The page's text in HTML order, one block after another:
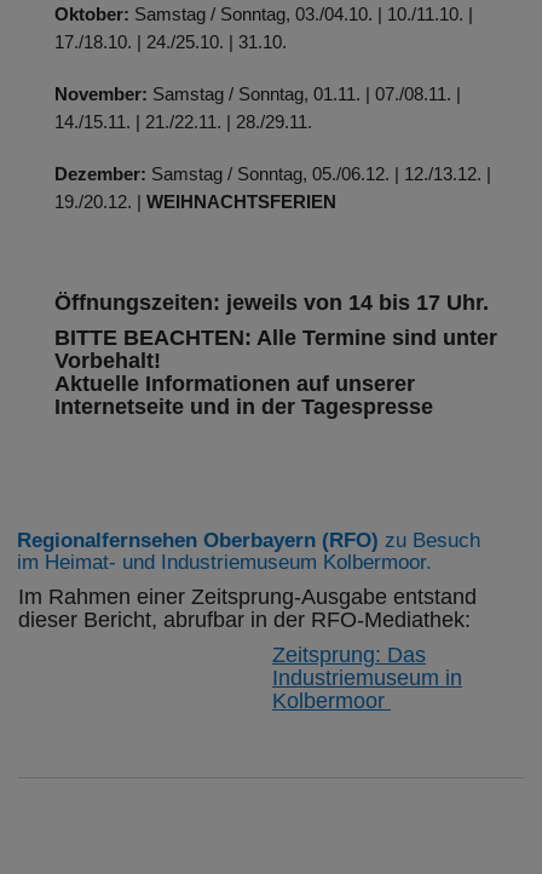
Oktober: Samstag / Sonntag, 03./04.10. | 10./11.10. |
17./18.10. | 24./25.10. | 31.10.
November: Samstag / Sonntag, 01.11. | 07./08.11. |
14./15.11. | 21./22.11. | 28./29.11.
Dezember: Samstag / Sonntag, 05./06.12. | 12./13.12. |
19./20.12. | WEIHNACHTSFERIEN
Öffnungszeiten: jeweils von 14 bis 17 Uhr.
BITTE BEACHTEN: Alle Termine sind unter
Vorbehalt!
Aktuelle Informationen auf unserer
Internetseite und in der Tagespresse
Regionalfernsehen Oberbayern (RFO) zu Besuch
im Heimat- und Industriemuseum Kolbermoor.
Im Rahmen einer Zeitsprung-Ausgabe entstand
dieser Bericht, abrufbar in der RFO-Mediathek:
Zeitsprung: Das
Industriemuseum in
Kolbermoor